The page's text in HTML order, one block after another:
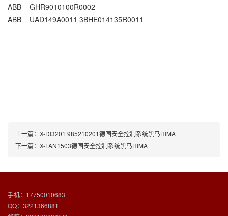
ABB GHR9010100R0002
ABB UAD149A0011 3BHE014135R0011
上一篇： X-DI3201 985210201德国安全控制系统黑马HIMA
下一篇： X-FAN1503德国安全控制系统黑马HIMA
手机：17750010683
QQ：3221366881